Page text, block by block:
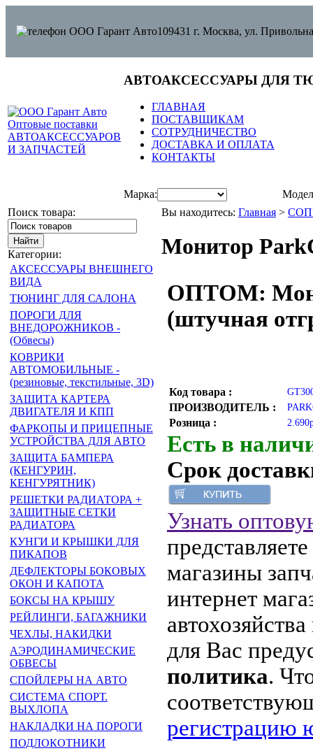
109431 г. Москва, ул.
АВТОАКСЕССУАРЫ ДЛЯ
ГЛАВНАЯ
ПОСТАВЩИКАМ
СОТРУДНИЧЕСТВО
ДОСТАВКА И ОПЛАТА
КОНТАКТЫ
Марка:
Поиск товара:
Категории:
АКСЕССУАРЫ ВНЕШНЕГО
ВИДА
ТЮНИНГ ДЛЯ САЛОНА
ПОРОГИ ДЛЯ
ВНЕДОРОЖНИКОВ -
(Обвесы)
КОВРИКИ
АВТОМОБИЛЬНЫЕ -
(резиновые, текстильные, 3D)
ЗАЩИТА КАРТЕРА
ДВИГАТЕЛЯ И КПП
ФАРКОПЫ И ПРИЦЕПНЫЕ
УСТРОЙСТВА ДЛЯ АВТО
ЗАЩИТА БАМПЕРА
(КЕНГУРИН,
КЕНГУРЯТНИК)
РЕШЕТКИ РАДИАТОРА +
ЗАЩИТНЫЕ СЕТКИ
РАДИАТОРА
КУНГИ И КРЫШКИ ДЛЯ
ПИКАПОВ
ДЕФЛЕКТОРЫ БОКОВЫХ
ОКОН И КАПОТА
БОКСЫ НА КРЫШУ
РЕЙЛИНГИ, БАГАЖНИКИ
ЧЕХЛЫ, НАКИДКИ
АЭРОДИНАМИЧЕСКИЕ
ОБВЕСЫ
СПОЙЛЕРЫ НА АВТО
СИСТЕМА СПОРТ.
ВЫХЛОПА
НАКЛАДКИ НА ПОРОГИ
ПОДЛОКОТНИКИ
Вы находитесь: Главная >
Монитор
ОПТОМ:
(штучная
Код товара :
ПРОИЗВОДИТЕЛЬ :
Розница :
Есть в
Срок
Узнать
магазины
интернет
для Вас
политика.
регистрацию